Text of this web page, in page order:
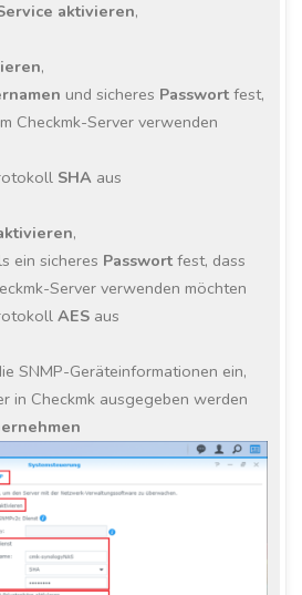
aktivieren,
,
und sicheres Passwortfest,
Checkmk-Server verwenden
SHA aus
,
ein sicheres Passwortfest, dass
Server verwenden möchten
AES aus
SNMP-Geräteinformationen ein,
in Checkmk ausgegeben werden